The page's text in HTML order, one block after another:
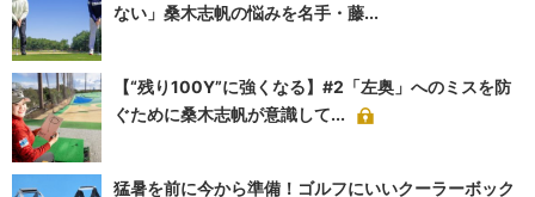
ない」桑木志帆の悩みを名手・藤...
【“残り100Y”に強くなる】#2「左奥」へのミスを防
ぐために桑木志帆が意識して...
猛暑を前に今から準備！ゴルフにいいクーラーボック